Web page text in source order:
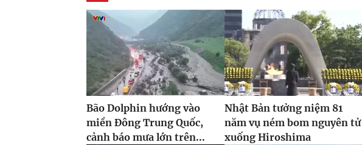
Bão Dolphin hướng vào
miền Đông Trung Quốc,
cảnh báo mưa lớn trên...
Nhật Bản tưởng niệm 81
năm vụ ném bom nguyên tử
xuống Hiroshima